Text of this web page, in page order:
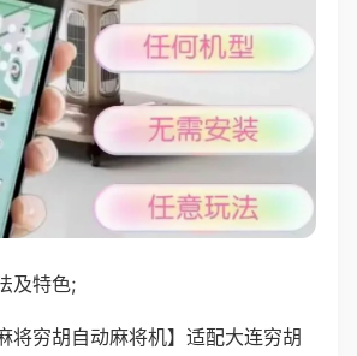
及特色;
将穷胡自动麻将机】适配大连穷胡